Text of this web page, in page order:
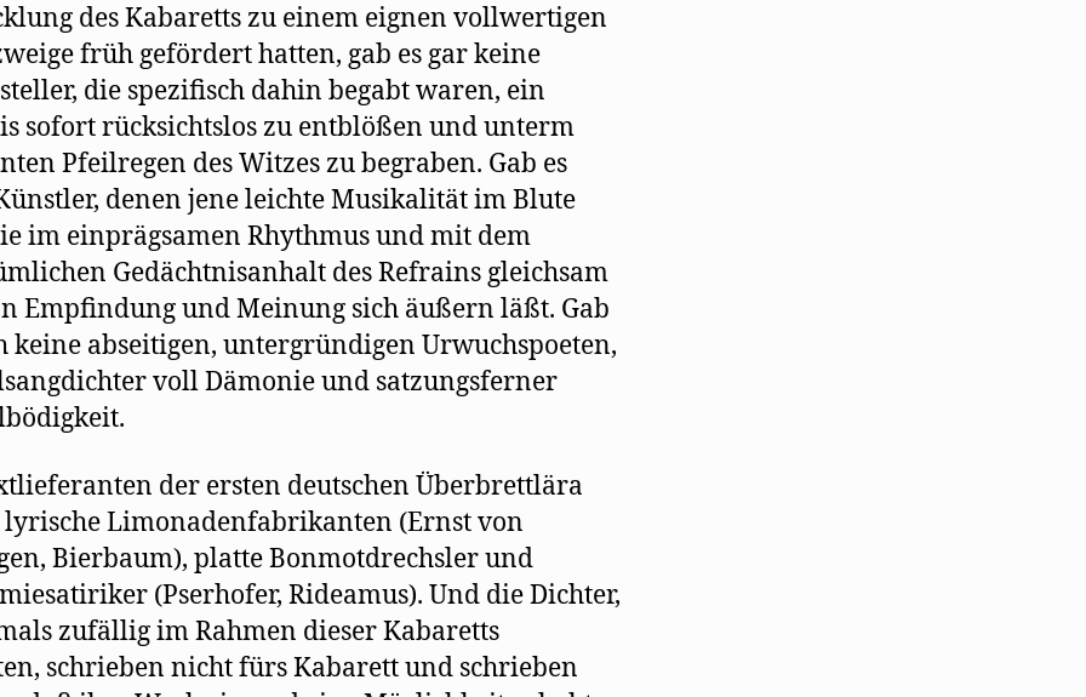
des Kabaretts zu einem eignen vollwertigen
früh gefördert hatten, gab es gar keine
die spezifisch dahin begabt waren, ein
sofort rücksichtslos zu entblößen und unterm
Pfeilregen des Witzes zu begraben. Gab es
denen jene leichte Musikalität im Blute
im einprägsamen Rhythmus und mit dem
Gedächtnisanhalt des Refrains gleichsam
Empfindung und Meinung sich äußern läßt. Gab
keine abseitigen, untergründigen Urwuchspoeten,
voll Dämonie und satzungsferner
der ersten deutschen Überbrettlära
Limonadenfabrikanten (Ernst von
Bierbaum), platte Bonmotdrechsler und
(Pserhofer, Rideamus). Und die Dichter,
zufällig im Rahmen dieser Kabaretts
schrieben nicht fürs Kabarett und schrieben